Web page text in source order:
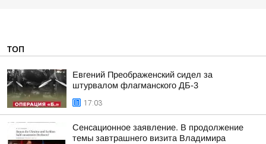
ТОП
Евгений Преображенский сидел за
штурвалом флагманского ДБ-3
17:03
Сенсационное заявление. В продолжение
темы завтрашнего визита Владимира